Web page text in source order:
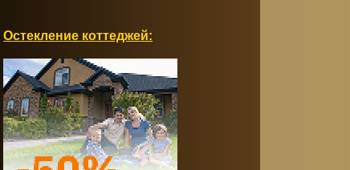
Остекление коттеджей: